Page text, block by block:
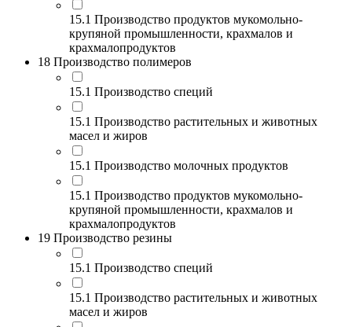
15.1 Производство продуктов мукомольно-
крупяной промышленности, крахмалов и
крахмалопродуктов
18 Производство полимеров
15.1 Производство специй
15.1 Производство растительных и животных
масел и жиров
15.1 Производство молочных продуктов
15.1 Производство продуктов мукомольно-
крупяной промышленности, крахмалов и
крахмалопродуктов
19 Производство резины
15.1 Производство специй
15.1 Производство растительных и животных
масел и жиров